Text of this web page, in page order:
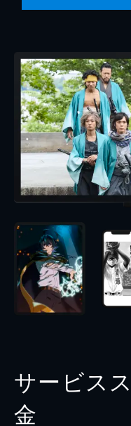
サービス
金